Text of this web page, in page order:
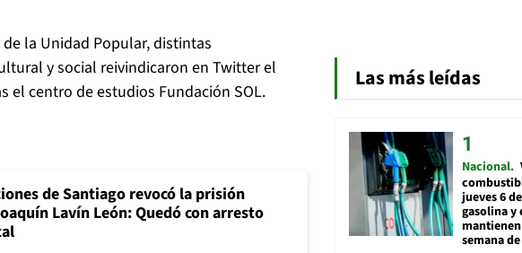
la Unidad Popular, distintas
y social reivindicaron en Twitter el
el centro de estudios Fundación SOL.
de Santiago revocó la prisión
Lavín León: Quedó con arresto
Las más leídas
Nacional
jueves 6
gasolina y
semana